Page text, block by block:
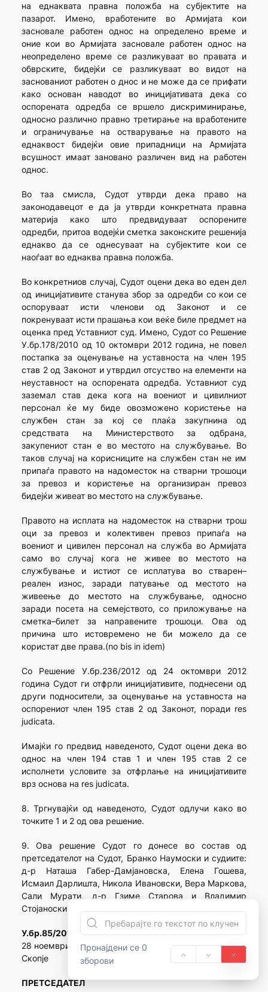
Пронајдени се 0
зборови
на еднаквата правна положба на субјектите на
пазарот. Имено, вработените во Армијата кои
засновале работен однос на определено време и
оние кои во Армијата засновале работен однос на
неопределено време се разликуваат во правата и
обврските, бидејќи се разликуваат во видот на
заснованиот работен о днос и не може да се прифати
како основан наводот во иницијативата дека со
оспорената одредба се вршело дискриминирање,
односно различно правно третирање на вработените
и ограничување на остварување на правото на
еднаквост бидејќи овие припадници на Армијата
всушност имаат зановано различен вид на работен
однос.
Во таа смисла, Судот утврди дека право на
законодавецот е да ја утврди конкретната правна
материја како што предвидуваат оспорените
одредби, притоа водејќи сметка законските решенија
еднакво да се однесуваат на субјектите кои се
наоѓаат во еднаква правна положба.
Во конкретниов случај, Судот оцени дека во еден дел
од иницијативите станува збор за одредби со кои се
оспоруваат исти членови од Законот и се
покренуваат исти прашања кои веќе биле предмет на
оценка пред Уставниот суд. Имено, Судот со Решение
У.бр.178/2010 од 10 октомври 2012 година, не повел
постапка за оценување на уставноста на член 195
став 2 од Законот и утврдил отсуство на елементи на
неуставност на оспорената одредба. Уставниот суд
заземал став дека кога на воениот и цивилниот
персонал ќе му биде овозможено користење на
службен стан за кој се плаќа закупнина од
средствата на Министерството за одбрана,
закупениот стан е во местото на службување. Во
таков случај на корисниците на службен стан не им
припаѓа правото на надоместок на стварни трошоци
за превоз и користење на организиран превоз
бидејќи живеат во местото на службување.
Правото на исплата на надоместок на стварни трош
оци за превоз и колективен превоз припаѓа на
воениот и цивилен персонал на служба во Армијата
само во случај кога не живее во местото на
службување и истиот се исплатува во стварен–
реален износ, заради патување од местото на
живеење до местото на службување, односно
заради посета на семејството, со приложување на
сметка–билет за направените трошоци. Ова од
причина што истовремено не би можело да се
користат две права.(no bis in idem)
Со Решение У.бр.236/2012 од 24 октомври 2012
година Судот ги отфрли иницијативите, поднесени од
други подносители, за оценување на уставноста на
оспорениот член 195 став 2 од Законот, поради res
judicata.
Имајќи го предвид наведеното, Судот оцени дека во
однос на член 194 став 1 и член 195 став 2 се
исполнети условите за отфрлање на иницијативите
врз основа на res judicatа.
8. Тргнувајќи од наведеното, Судот одлучи како во
точките 1 и 2 од ова решение.
9. Ова решение Судот го донесе во состав од
претседателот на Судот, Бранко Наумоски и судиите:
д-р Наташа Габер-Дамјановска, Елена Гошева,
Исмаил Дарлишта, Никола Ивановски, Вера Маркова,
Сали Мурaти, д-р Гзиме Старова и Владимир
Стојаноски .
У.бр.85/2011
28 ноември 2012 година
Скопје
ПРЕТСЕДАТЕЛ